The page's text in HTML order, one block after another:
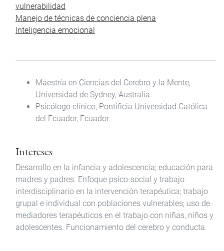
vulnerabilidad
Manejo de técnicas de conciencia plena
Inteligencia emocional
Maestría en Ciencias del Cerebro y la Mente,
Universidad de Sydney, Australia.
Psicólogo clínico, Pontificia Universidad Católica
del Ecuador, Ecuador.
Intereses
Desarrollo en la infancia y adolescencia; educación para
madres y padres. Enfoque psico-social y trabajo
interdisciplinario en la intervención terapéutica; trabajo
grupal e individual con poblaciones vulnerables; uso de
mediadores terapéuticos en el trabajo con niñas, niños y
adolescentes. Funcionamiento del cerebro y conducta.